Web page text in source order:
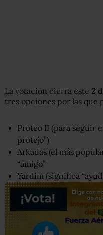
La votación cierra este 2
tres opciones por las que
Proteo II (para seguir
protejo”)
Arkadas (el más
“amigo”
Yardim (significa